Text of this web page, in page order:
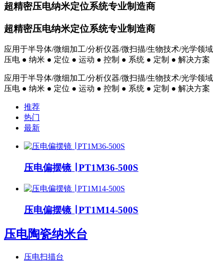
超精密压电纳米定位系统专业制造商
超精密压电纳米定位系统专业制造商
应用于半导体/微细加工/分析仪器/微扫描/生物技术/光学领域
压电 ● 纳米 ● 定位 ● 运动 ● 控制 ● 系统 ● 定制 ● 解决方案
应用于半导体/微细加工/分析仪器/微扫描/生物技术/光学领域
压电 ● 纳米 ● 定位 ● 运动 ● 控制 ● 系统 ● 定制 ● 解决方案
推荐
热门
最新
压电偏摆镜 ∣ PT1M36-500S
压电偏摆镜 ∣ PT1M14-500S
压电陶瓷纳米台
压电扫描台